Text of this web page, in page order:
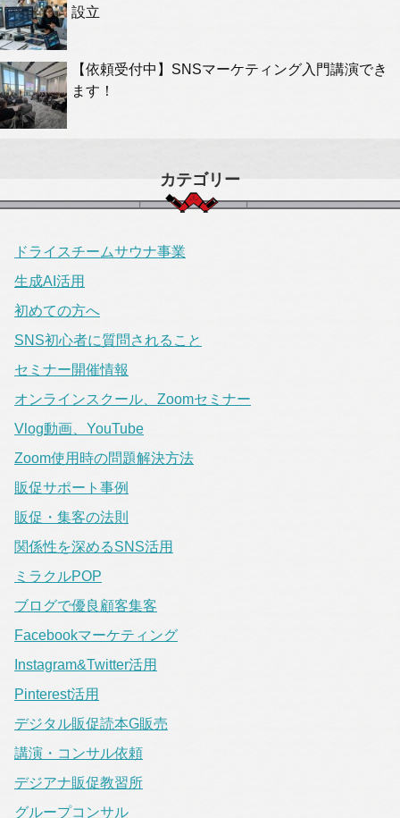
設立
【依頼受付中】SNSマーケティング入門講演でき
ます！
カテゴリー
ドライスチームサウナ事業
生成AI活用
初めての方へ
SNS初心者に質問されること
セミナー開催情報
オンラインスクール、Zoomセミナー
Vlog動画、YouTube
Zoom使用時の問題解決方法
販促サポート事例
販促・集客の法則
関係性を深めるSNS活用
ミラクルPOP
ブログで優良顧客集客
Facebookマーケティング
Instagram&Twitter活用
Pinterest活用
デジタル販促読本G販売
講演・コンサル依頼
デジアナ販促教習所
グループコンサル